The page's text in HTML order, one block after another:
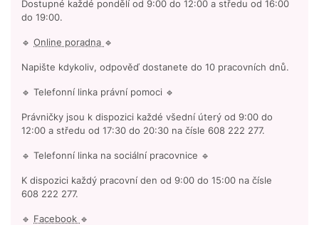
Dostupné každé pondělí od 9:00 do 12:00 a středu od 16:00
do 19:00.
🔹 Online poradna 🔹
Napište kdykoliv, odpověď dostanete do 10 pracovních dnů.
🔹 Telefonní linka právní pomoci 🔹
Právničky jsou k dispozici každé všední úterý od 9:00 do
12:00 a středu od 17:30 do 20:30 na čísle 608 222 277.
🔹 Telefonní linka na sociální pracovnice 🔹
K dispozici každý pracovní den od 9:00 do 15:00 na čísle
608 222 277.
🔹 Facebook 🔹